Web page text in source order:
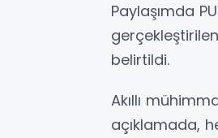
Paylaşımda
belirtildi.
Akıllı
açıklamada,